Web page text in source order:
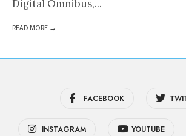
Digital Omnibus,...
READ MORE →
FACEBOOK
INSTAGRAM YOUTUBE